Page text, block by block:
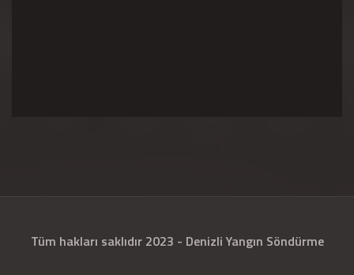
Tüm hakları saklıdır 2023 - Denizli Yangın Söndürme